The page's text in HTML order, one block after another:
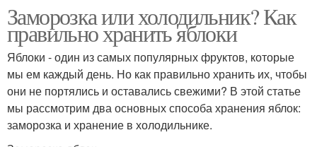
Заморозка или холодильник? Как
правильно хранить яблоки
Яблоки - один из самых популярных фруктов, которые
мы ем каждый день. Но как правильно хранить их, чтобы
они не портялись и оставались свежими? В этой статье
мы рассмотрим два основных способа хранения яблок:
заморозка и хранение в холодильнике.